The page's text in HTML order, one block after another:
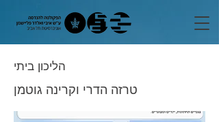
הליכון ביתי
טרזה הדרי וקרינה גוטמן